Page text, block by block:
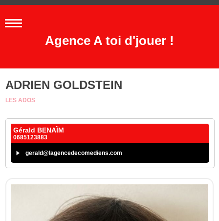
Agence A toi d'jouer !
ADRIEN GOLDSTEIN
LES ADOS
Gérald BENAÏM
0685123883
gerald@lagencedecomediens.com